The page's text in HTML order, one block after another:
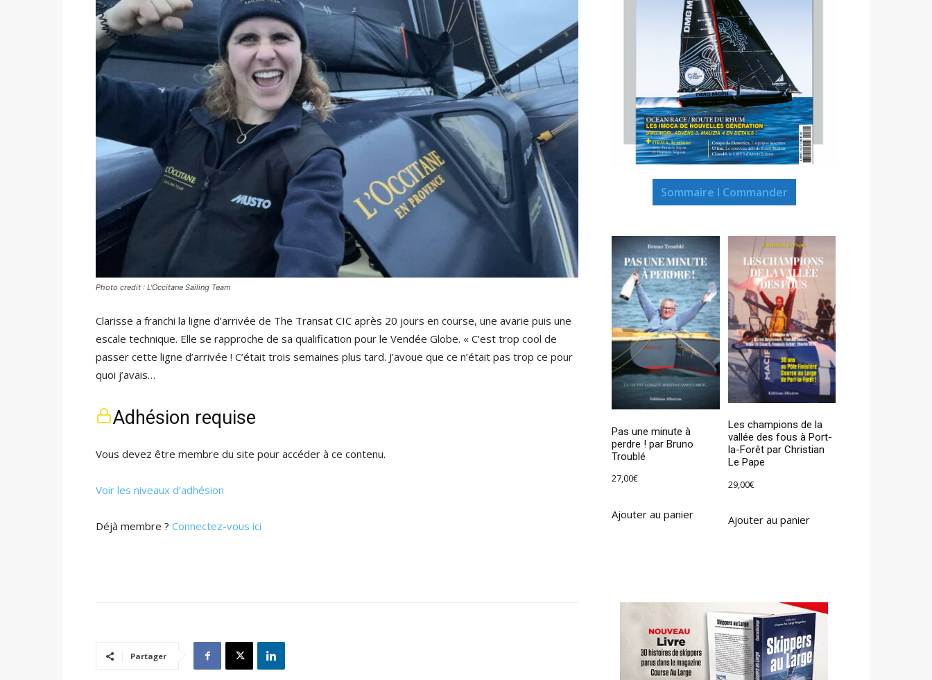
Photo credit : L'Occitane Sailing Team
Clarisse a franchi la ligne d’arrivée de The Transat CIC après 20 jours en course, une avarie puis une
escale technique. Elle se rapproche de sa qualification pour le Vendée Globe. « C’est trop cool de
passer cette ligne d’arrivée ! C’était trois semaines plus tard. J’avoue que ce n’était pas trop ce pour
quoi j’avais…
Adhésion requise
Vous devez être membre du site pour accéder à ce contenu.
Voir les niveaux d’adhésion
Déjà membre ? Connectez-vous ici
Partager
Sommaire I Commander
Pas une minute à
perdre ! par Bruno
Troublé
27,00€
Ajouter au panier
Les champions de la
vallée des fous à Port-
la-Forêt par Christian
Le Pape
29,00€
Ajouter au panier